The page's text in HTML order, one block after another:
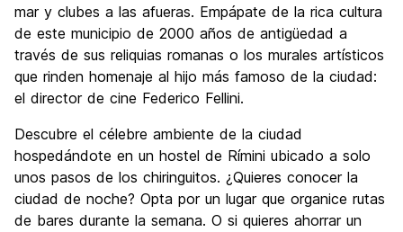
mar y clubes a las afueras. Empápate de la rica cultura
de este municipio de 2000 años de antigüedad a
través de sus reliquias romanas o los murales artísticos
que rinden homenaje al hijo más famoso de la ciudad:
el director de cine Federico Fellini.
Descubre el célebre ambiente de la ciudad
hospedándote en un hostel de Rímini ubicado a solo
unos pasos de los chiringuitos. ¿Quieres conocer la
ciudad de noche? Opta por un lugar que organice rutas
de bares durante la semana. O si quieres ahorrar un